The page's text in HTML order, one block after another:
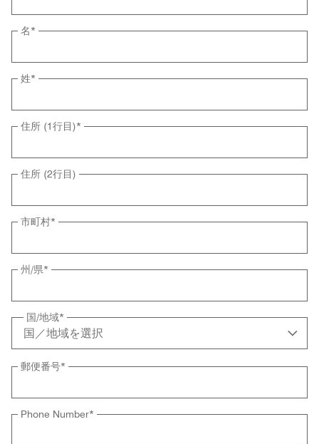
名*
姓*
住所 (1行目)*
住所 (2行目)
市町村*
州/県*
国/地域*
郵便番号*
Phone Number*